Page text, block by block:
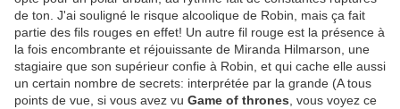
de ton. J'ai souligné le risque alcoolique de Robin, mais ça fait
partie des fils rouges en effet! Un autre fil rouge est la présence à
la fois encombrante et réjouissante de Miranda Hilmarson, une
stagiaire que son supérieur confie à Robin, et qui cache elle aussi
un certain nombre de secrets: interprétée par la grande (A tous
points de vue, si vous avez vu Game of thrones , vous voyez ce